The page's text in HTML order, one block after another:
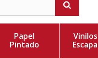
Papel
Pintado